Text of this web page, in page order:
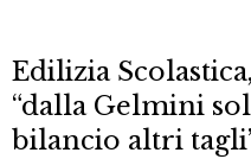
Edilizia
“dalla Gelmini
bilancio altri